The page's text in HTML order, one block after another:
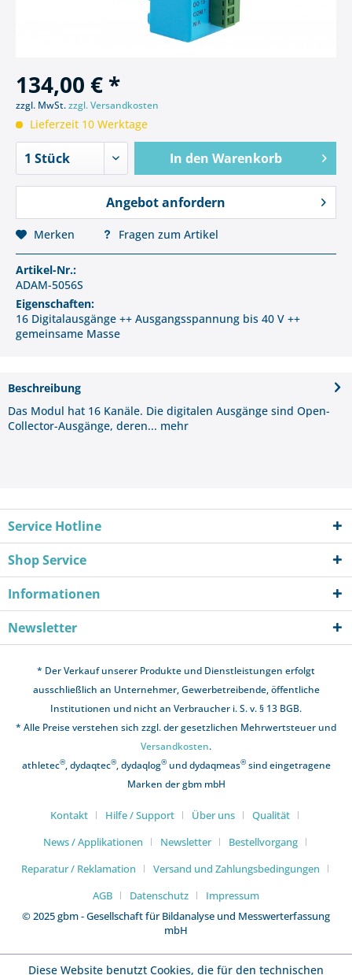
134,00 € *
zzgl. MwSt.zzgl. Versandkosten
Lieferzeit 10 Werktage
In den Warenkorb
Angebot anfordern
Merken Fragen zum Artikel
Artikel-Nr.:
ADAM-5056S
Eigenschaften:
16 Digitalausgänge ++ Ausgangsspannung bis 40 V ++
gemeinsame Masse
Beschreibung
Das Modul hat 16 Kanäle. Die digitalen Ausgänge sind Open-
Collector-Ausgänge, deren... mehr
Service Hotline
Shop Service
Informationen
Newsletter
* Der Verkauf unserer Produkte und Dienstleistungen erfolgt
ausschließlich an Unternehmer, Gewerbetreibende, öffentliche
Institutionen und nicht an Verbraucher i. S. v. § 13 BGB.
* Alle Preise verstehen sich zzgl. der gesetzlichen Mehrwertsteuer und
Versandkosten.
athletec®, dydaqtec®, dydaqlog®und dydaqmeas®sind eingetragene
Marken der gbm mbH
Kontakt Hilfe / Support Über uns
Qualität
News / Applikationen
Newsletter
Bestellvorgang
Reparatur / Reklamation
Versand und Zahlungsbedingungen
AGB
Datenschutz
Impressum
© 2025 gbm - Gesellschaft für Bildanalyse und Messwerterfassung
mbH
Diese Website benutzt Cookies, die für den technischen